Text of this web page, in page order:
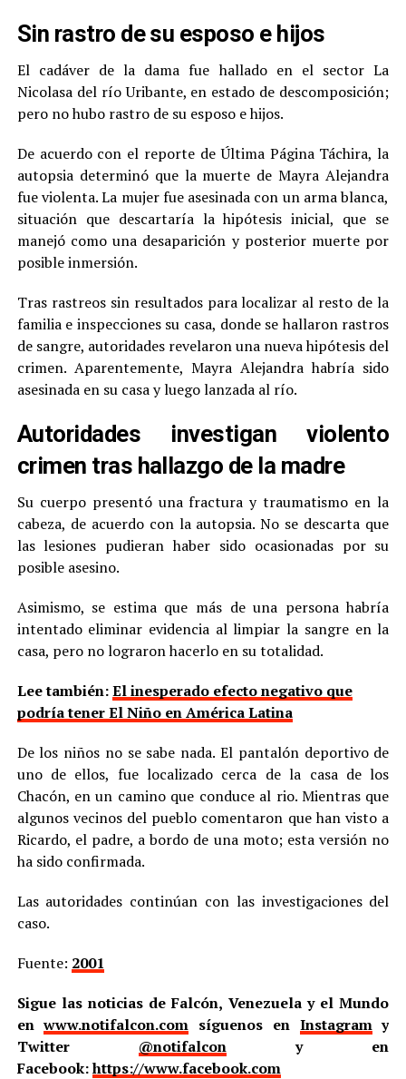
Sin rastro de su esposo e hijos
El cadáver de la dama fue hallado en el sector La
Nicolasa del río Uribante, en estado de descomposición;
pero no hubo rastro de su esposo e hijos.
De acuerdo con el reporte de Última Página Táchira, la
autopsia determinó que la muerte de Mayra Alejandra
fue violenta. La mujer fue asesinada con un arma blanca,
situación que descartaría la hipótesis inicial, que se
manejó como una desaparición y posterior muerte por
posible inmersión.
Tras rastreos sin resultados para localizar al resto de la
familia e inspecciones su casa, donde se hallaron rastros
de sangre, autoridades revelaron una nueva hipótesis del
crimen. Aparentemente, Mayra Alejandra habría sido
asesinada en su casa y luego lanzada al río.
Autoridades investigan violento
crimen tras hallazgo de la madre
Su cuerpo presentó una fractura y traumatismo en la
cabeza, de acuerdo con la autopsia. No se descarta que
las lesiones pudieran haber sido ocasionadas por su
posible asesino.
Asimismo, se estima que más de una persona habría
intentado eliminar evidencia al limpiar la sangre en la
casa, pero no lograron hacerlo en su totalidad.
Lee también:El inesperado efecto negativo que
podría tener El Niño en América Latina
De los niños no se sabe nada. El pantalón deportivo de
uno de ellos, fue localizado cerca de la casa de los
Chacón, en un camino que conduce al rio. Mientras que
algunos vecinos del pueblo comentaron que han visto a
Ricardo, el padre, a bordo de una moto; esta versión no
ha sido confirmada.
Las autoridades continúan con las investigaciones del
caso.
Fuente: 2001
Sigue las noticias de Falcón, Venezuela y el Mundo
enwww.notifalcon.com síguenos en Instagramy
Twitter @notifalcony en
Facebook:https://www.facebook.com